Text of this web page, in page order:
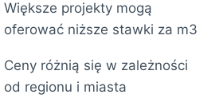
Większe projekty mogą
oferować niższe stawki za m3
Ceny różnią się w zależności
od regionu i miasta